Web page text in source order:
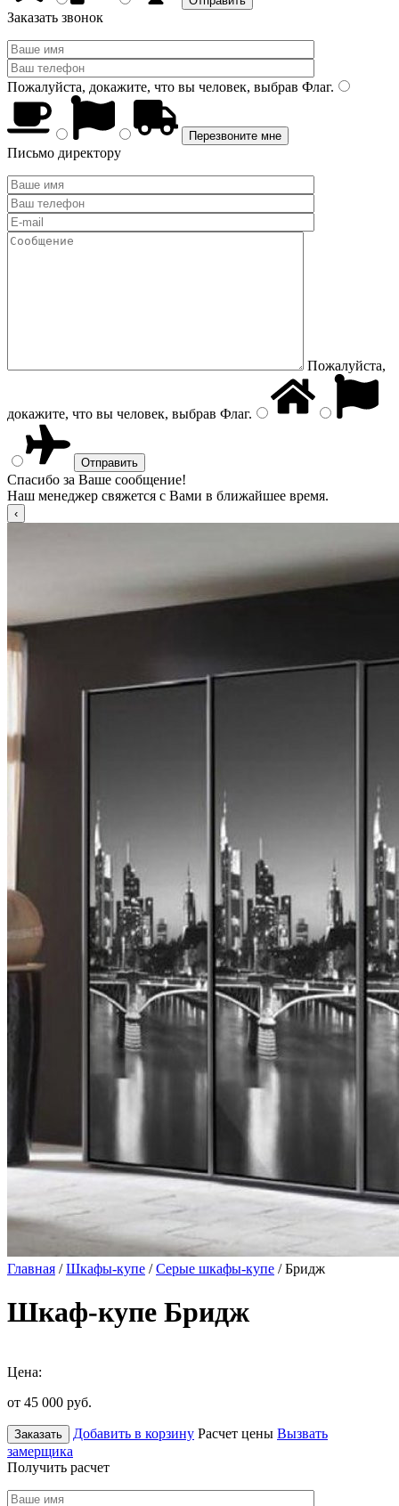
Заказать звонок
Пожалуйста, докажите, что вы человек, выбрав Флаг.
Письмо директору
Пожалуйста,
докажите, что вы человек, выбрав Флаг.
Спасибо за Ваше сообщение!
Наш менеджер свяжется с Вами в ближайшее время.
Главная /Шкафы-купе /Серые шкафы-купе / Бридж
Шкаф-купе Бридж
Цена:
от 45 000 руб.
Заказать Добавить в корзину Расчет цены Вызвать
замерщика
Получить расчет